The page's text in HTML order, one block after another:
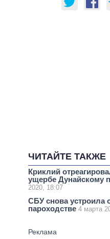
ЧИТАЙТЕ ТАКЖЕ
Криклий
ущербе Дунайскому
2020, 18:07
СБУ снова устроила
пароходстве 4 марта